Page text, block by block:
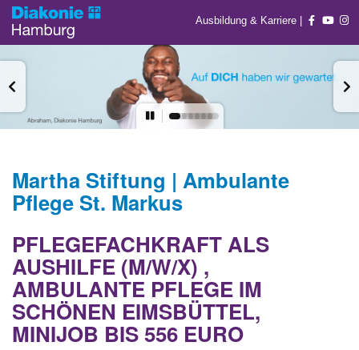
Ausbildung & Karriere |
Martha Stiftung | Ambulante
Pflege St. Markus
PFLEGEFACHKRAFT ALS
AUSHILFE (M/W/X) ,
AMBULANTE PFLEGE IM
SCHÖNEN EIMSBÜTTEL,
MINIJOB BIS 556 EURO